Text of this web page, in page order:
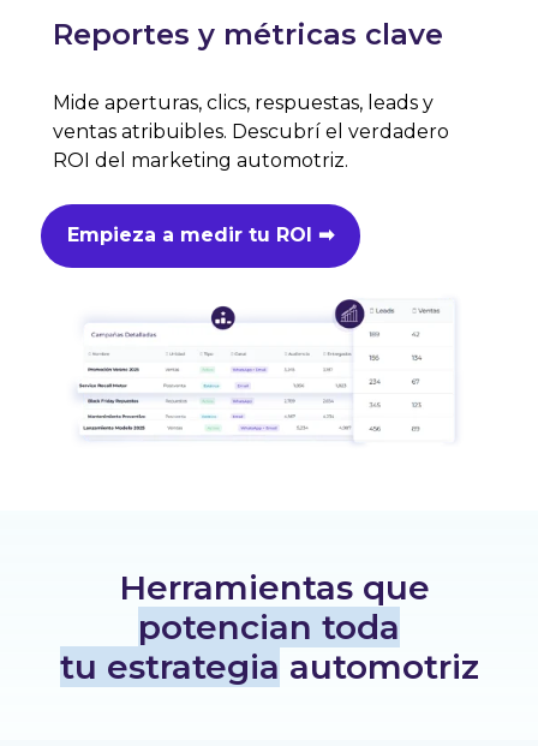
Reportes y métricas clave
Mide aperturas, clics, respuestas, leads y
ventas atribuibles. Descubrí el verdadero
ROI del marketing automotriz.
Empieza a medir tu ROI ➡
Herramientas que
potencian toda
tu estrategia automotriz